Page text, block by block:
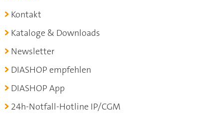
Kontakt
Kataloge & Downloads
Newsletter
DIASHOP empfehlen
DIASHOP App
24h-Notfall-Hotline IP/CGM